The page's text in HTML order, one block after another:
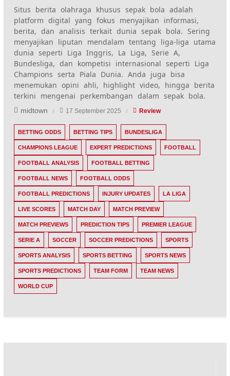
Situs berita olahraga khusus sepak bola adalah
platform digital yang fokus menyajikan informasi,
berita, dan analisis terkait dunia sepak bola. Sering
menyajikan liputan mendalam tentang liga-liga utama
dunia seperti Liga Inggris, La Liga, Serie A,
Bundesliga, dan kompetisi internasional seperti Liga
Champions serta Piala Dunia. Anda juga bisa
menemukan opini ahli, highlight video, hingga berita
terkini mengenai perkembangan dalam sepak bola.
midtown 17 September 2025 Review
BETTING ODDS BETTING TIPS BUNDESLIGA
CHAMPIONS LEAGUE EXPERT PREDICTIONS FOOTBALL
FOOTBALL ANALYSIS FOOTBALL BETTING
FOOTBALL NEWS FOOTBALL ODDS
FOOTBALL PREDICTIONS INJURY UPDATES LA LIGA
LIVE SCORES MATCH DAY MATCH PREVIEW
MATCH PREVIEWS PREDICTION TIPS PREMIER LEAGUE
SERIE A SOCCER SOCCER PREDICTIONS SPORTS
SPORTS ANALYSIS SPORTS BETTING SPORTS NEWS
SPORTS PREDICTIONS TEAM FORM TEAM NEWS
WORLD CUP